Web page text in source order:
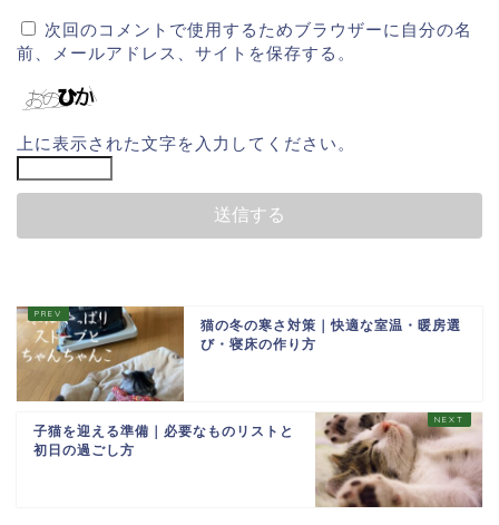
次回のコメントで使用するためブラウザーに自分の名
前、メールアドレス、サイトを保存する。
上に表示された文字を入力してください。
猫の冬の寒さ対策｜快適な室温・暖房選
び・寝床の作り方
子猫を迎える準備｜必要なものリストと
初日の過ごし方